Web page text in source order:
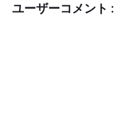
ユーザーコメント :